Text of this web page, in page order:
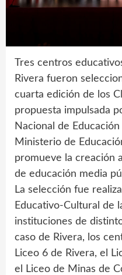
Tres centros
Rivera fueron
cuarta edición de los
propuesta impulsada
Nacional de
Ministerio de
promueve la creación
de educación media
La selección fue
Educativo-Cultural de
instituciones de
caso de Rivera, los
Liceo 6 de Rivera, el
el Liceo de Minas de